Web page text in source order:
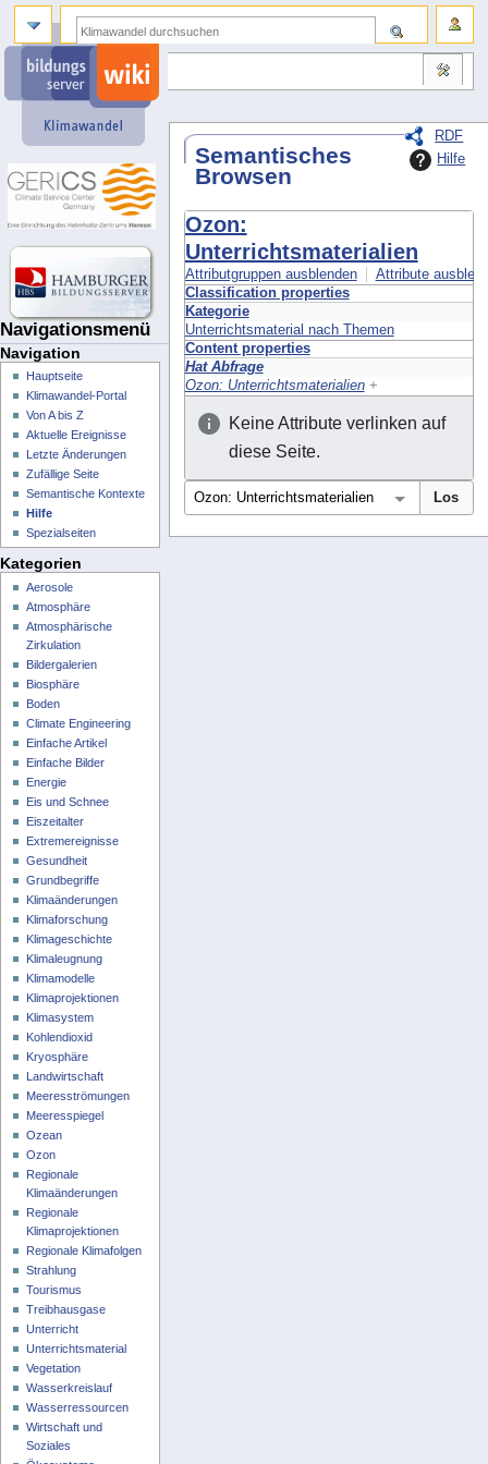
RDF
Hilfe
Semantisches
Browsen
Ozon:
Unterrichtsmaterialien
Attributgruppen ausblenden
Attribute
Classification properties
Kategorie
Unterrichtsmaterial nach Themen
Content properties
Hat Abfrage
Ozon: Unterrichtsmaterialien +
Keine Attribute verlinken auf
diese Seite.
Navigationsmenü
Navigation
Hauptseite
Klimawandel-Portal
Von A bis Z
Aktuelle Ereignisse
Letzte Änderungen
Zufällige Seite
Semantische Kontexte
Hilfe
Spezialseiten
Kategorien
Aerosole
Atmosphäre
Atmosphärische
Zirkulation
Bildergalerien
Biosphäre
Boden
Climate Engineering
Einfache Artikel
Einfache Bilder
Energie
Eis und Schnee
Eiszeitalter
Extremereignisse
Gesundheit
Grundbegriffe
Klimaänderungen
Klimaforschung
Klimageschichte
Klimaleugnung
Klimamodelle
Klimaprojektionen
Klimasystem
Kohlendioxid
Kryosphäre
Landwirtschaft
Meeresströmungen
Meeresspiegel
Ozean
Ozon
Regionale
Klimaänderungen
Regionale
Klimaprojektionen
Regionale Klimafolgen
Strahlung
Tourismus
Treibhausgase
Unterricht
Unterrichtsmaterial
Vegetation
Wasserkreislauf
Wasserressourcen
Wirtschaft und
Soziales